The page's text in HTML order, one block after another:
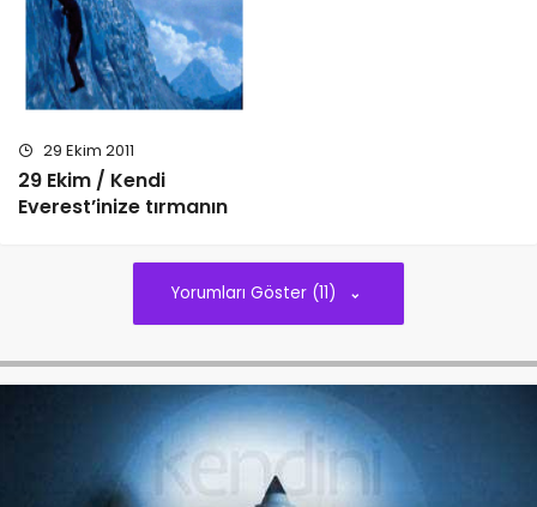
29 Ekim 2011
29 Ekim / Kendi
Everest’inize tırmanın
Yorumları Göster (11)